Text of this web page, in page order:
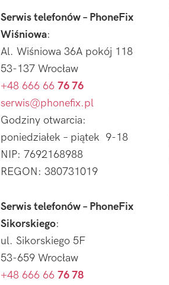
Serwis telefonów – PhoneFix
Wiśniowa:
Al. Wiśniowa 36A pokój 118
53-137 Wrocław
+48 666 66 76 76
serwis@phonefix.pl
Godziny otwarcia:
poniedziałek – piątek 9-18
NIP: 7692168988
REGON: 380731019
Serwis telefonów – PhoneFix
Sikorskiego:
ul. Sikorskiego 5F
53-659 Wrocław
+48 666 66 76 78